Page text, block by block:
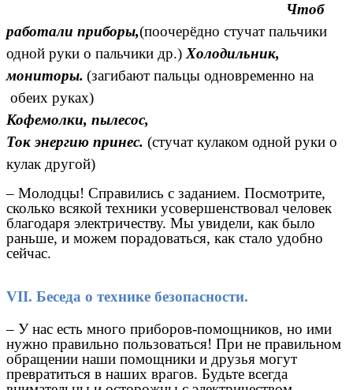
Чтоб
работали приборы,(поочерёдно стучат пальчики
одной руки о пальчики др.)Холодильник,
мониторы. (загибают пальцы одновременно на
обеих руках)
Кофемолки, пылесос,
Ток энергию принес. (стучат кулаком одной руки о
кулак другой)
– Молодцы! Справились с заданием. Посмотрите,
сколько всякой техники усовершенствовал человек
благодаря электричеству. Мы увидели, как было
раньше, и можем порадоваться, как стало удобно
сейчас.
VII. Беседа о технике безопасности.
– У нас есть много приборов-помощников, но ими
нужно правильно пользоваться! При не правильном
обращении наши помощники и друзья могут
превратиться в наших врагов. Будьте всегда